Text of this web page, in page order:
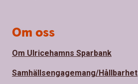
Om oss
Om Ulricehamns Sparbank
Samhällsengagemang/Hållbarhet